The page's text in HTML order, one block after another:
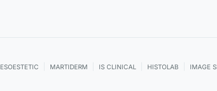
MARTIDERM IS CLINICAL HISTOLAB IMAGE